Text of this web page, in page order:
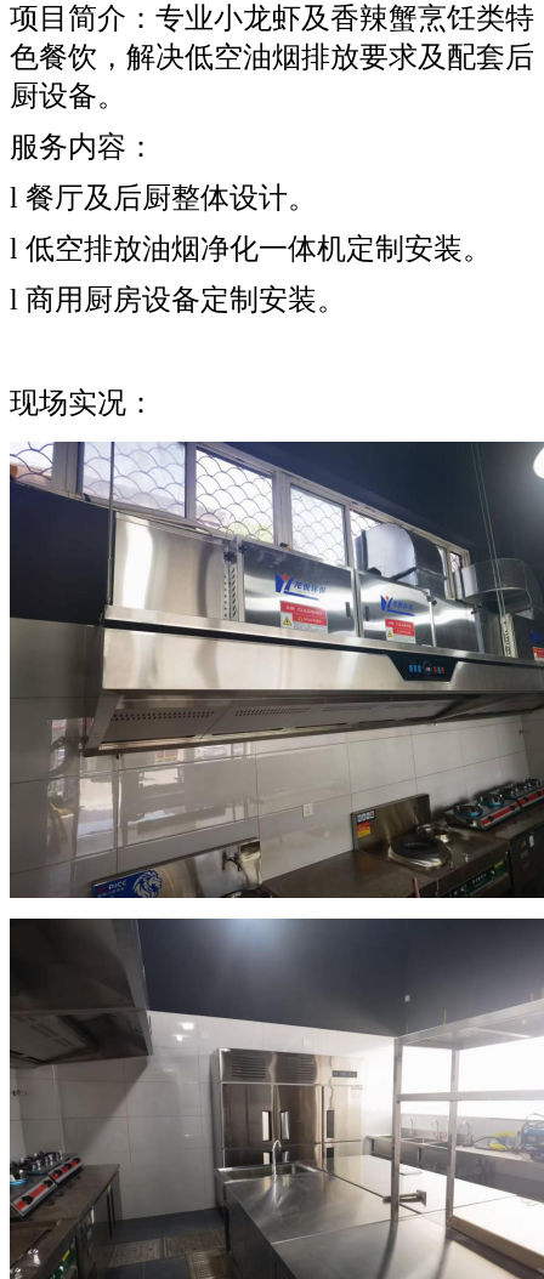
项目简介：专业小龙虾及香辣蟹烹饪类特
色餐饮，解决低空油烟排放要求及配套后
厨设备。
服务内容：
l 餐厅及后厨整体设计。
l 低空排放油烟净化一体机定制安装。
l 商用厨房设备定制安装。
现场实况：